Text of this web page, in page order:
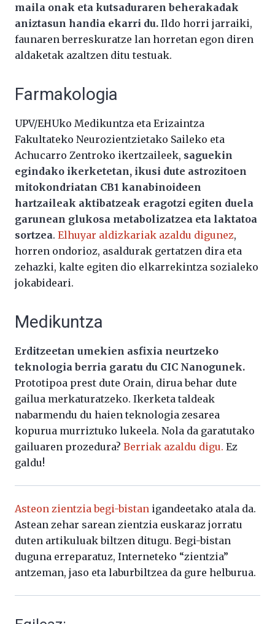
maila onak eta kutsaduraren beherakadak
aniztasun handia ekarri du. Ildo horri jarraiki,
faunaren berreskuratze lan horretan egon diren
aldaketak azaltzen ditu testuak.
Farmakologia
UPV/EHUko Medikuntza eta Erizaintza
Fakultateko Neurozientzietako Saileko eta
Achucarro Zentroko ikertzaileek, saguekin
egindako ikerketetan, ikusi dute astrozitoen
mitokondriatan CB1 kanabinoideen
hartzaileak aktibatzeak eragotzi egiten duela
garunean glukosa metabolizatzea eta laktatoa
sortzea. Elhuyar aldizkariak azaldu digunez,
horren ondorioz, asaldurak gertatzen dira eta
zehazki, kalte egiten dio elkarrekintza sozialeko
jokabideari.
Medikuntza
Erditzeetan umekien asfixia neurtzeko
teknologia berria garatu du CIC Nanogunek.
Prototipoa prest dute Orain, dirua behar dute
gailua merkaturatzeko. Ikerketa taldeak
nabarmendu du haien teknologia zesarea
kopurua murriztuko lukeela. Nola da garatutako
gailuaren prozedura? Berriak azaldu digu. Ez
galdu!
Asteon zientzia begi-bistan igandeetako atala da.
Astean zehar sarean zientzia euskaraz jorratu
duten artikuluak biltzen ditugu. Begi-bistan
duguna erreparatuz, Interneteko “zientzia”
antzeman, jaso eta laburbiltzea da gure helburua.